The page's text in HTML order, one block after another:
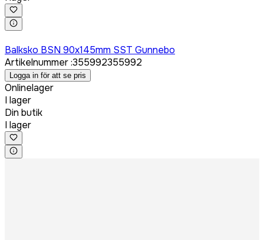
Balksko BSN 90x145mm SST Gunnebo
Artikelnummer:355992355992
Logga in för att se pris
Onlinelager
I lager
Din butik
I lager